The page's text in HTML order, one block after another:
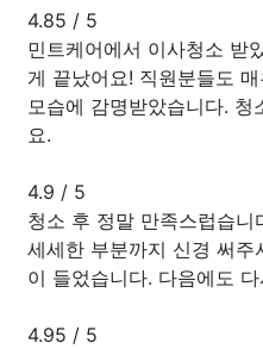
4.85 / 5
민트케어에서 이사청소 받
게 끝났어요! 직원분들도
모습에 감명받았습니다.
요.
4.9 / 5
청소 후 정말 만족스럽습
세세한 부분까지 신경 써
이 들었습니다. 다음에도
4.95 / 5